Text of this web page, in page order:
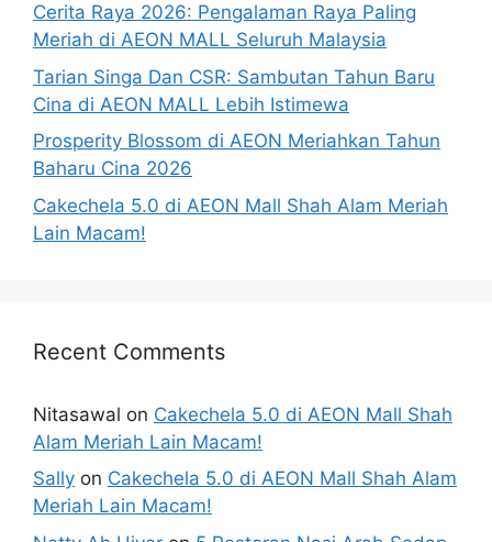
Cerita Raya 2026: Pengalaman Raya Paling
Meriah di AEON MALL Seluruh Malaysia
Tarian Singa Dan CSR: Sambutan Tahun Baru
Cina di AEON MALL Lebih Istimewa
Prosperity Blossom di AEON Meriahkan Tahun
Baharu Cina 2026
Cakechela 5.0 di AEON Mall Shah Alam Meriah
Lain Macam!
Recent Comments
Nitasawal on Cakechela 5.0 di AEON Mall Shah
Alam Meriah Lain Macam!
Sally on Cakechela 5.0 di AEON Mall Shah Alam
Meriah Lain Macam!